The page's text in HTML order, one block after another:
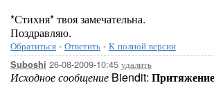
*Стихня* твоя замечательна.
Поздравляю.
Обратиться - Ответить - К полной версии
Suboshi 26-08-2009-10:45 удалить
Исходное сообщение Biendit: